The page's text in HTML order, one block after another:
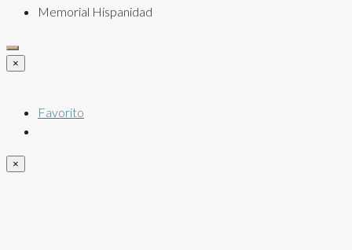
Memorial Hispanidad
×
Favorito
×